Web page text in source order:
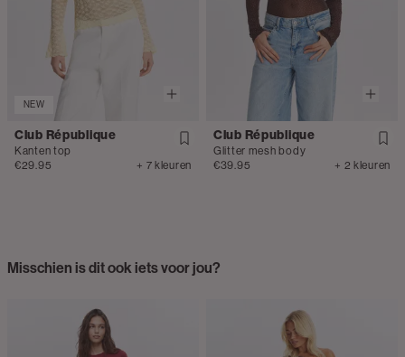
NEW
Club République
Kanten top
€29.95
+ 7 kleuren
Club République
Glitter mesh body
€39.95
+ 2 kleuren
Misschien is dit ook iets voor jou?